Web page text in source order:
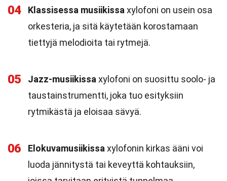
04 Klassisessa musiikissa xylofoni on usein osa
orkesteria, ja sitä käytetään korostamaan
tiettyjä melodioita tai rytmejä.
05 Jazz-musiikissa xylofoni on suosittu soolo- ja
taustainstrumentti, joka tuo esityksiin
rytmikästä ja eloisaa sävyä.
06 Elokuvamusiikissa xylofonin kirkas ääni voi
luoda jännitystä tai keveyttä kohtauksiin,